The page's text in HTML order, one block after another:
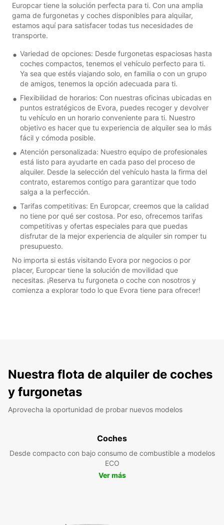
Europcar tiene la solución perfecta para ti. Con una amplia
gama de furgonetas y coches disponibles para alquilar,
estamos aquí para satisfacer todas tus necesidades de
transporte.
Variedad de opciones: Desde furgonetas espaciosas hasta
coches compactos, tenemos el vehículo perfecto para ti.
Ya sea que estés viajando solo, en familia o con un grupo
de amigos, tenemos la opción adecuada para ti.
Flexibilidad de horarios: Con nuestras oficinas ubicadas en
puntos estratégicos de Evora, puedes recoger y devolver
tu vehículo en un horario conveniente para ti. Nuestro
objetivo es hacer que tu experiencia de alquiler sea lo más
fácil y cómoda posible.
Atención personalizada: Nuestro equipo de profesionales
está listo para ayudarte en cada paso del proceso de
alquiler. Desde la selección del vehículo hasta la firma del
contrato, estaremos contigo para garantizar que todo
salga a la perfección.
Tarifas competitivas: En Europcar, creemos que la calidad
no tiene por qué ser costosa. Por eso, ofrecemos tarifas
competitivas y ofertas especiales para que puedas
disfrutar de la mejor experiencia de alquiler sin romper tu
presupuesto.
No importa si estás visitando Evora por negocios o por
placer, Europcar tiene la solución de movilidad que
necesitas. ¡Reserva tu furgoneta o coche con nosotros y
comienza a explorar todo lo que Evora tiene para ofrecer!
Nuestra flota de alquiler de coches
y furgonetas
Aprovecha la oportunidad de probar nuevos modelos
Coches
Desde compacto con bajo consumo de combustible a modelos
ECO
Ver más